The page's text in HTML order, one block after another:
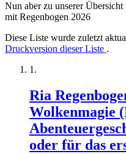
Nun aber zu unserer
mit Regenbogen 2026
Diese Liste wurde zuletzt
Druckversion dieser Liste .
Ria
Wolkenmagie
oder für das